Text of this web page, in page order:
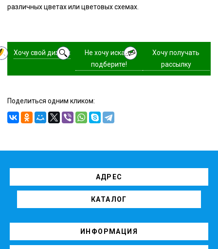
различных цветах или цветовых схемах.
Хочу свой дизайн
Не хочу искать,
подберите!
Хочу получать
рассылку
Поделиться одним кликом:
АДРЕС
КАТАЛОГ
ИНФОРМАЦИЯ